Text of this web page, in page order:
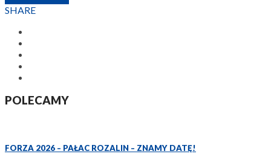
SHARE
POLECAMY
FORZA 2026 – PAŁAC ROZALIN – ZNAMY DATĘ!